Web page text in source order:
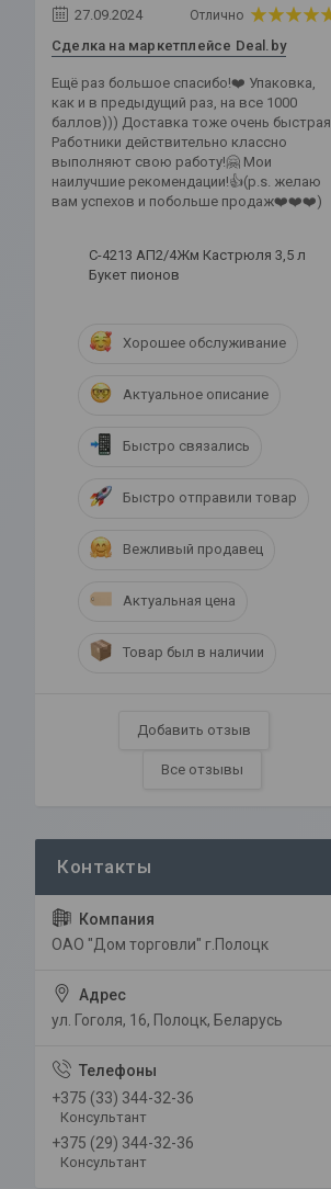
27.09.2024 Отлично
Сделка на маркетплейсе Deal.by
Ещё раз большое спасибо!❤️ Упаковка,
как и в предыдущий раз, на все 1000
баллов))) Доставка тоже очень быстрая.
Работники действительно классно
выполняют свою работу!🤗 Мои
наилучшие рекомендации!👍(p.s. желаю
вам успехов и побольше продаж❤️❤️❤️)
С-4213 АП2/4Жм Кастрюля 3,5 л
Букет пионов
Хорошее обслуживание
Актуальное описание
Быстро связались
Быстро отправили товар
Вежливый продавец
Актуальная цена
Товар был в наличии
Добавить отзыв
Все отзывы
ОАО "Дом торговли" г.Полоцк
ул. Гоголя, 16, Полоцк, Беларусь
+375 (33) 344-32-36
Консультант
+375 (29) 344-32-36
Консультант